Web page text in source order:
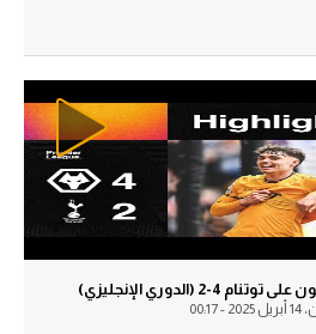
2 (الدوري الإنجليزي)
- 00:17